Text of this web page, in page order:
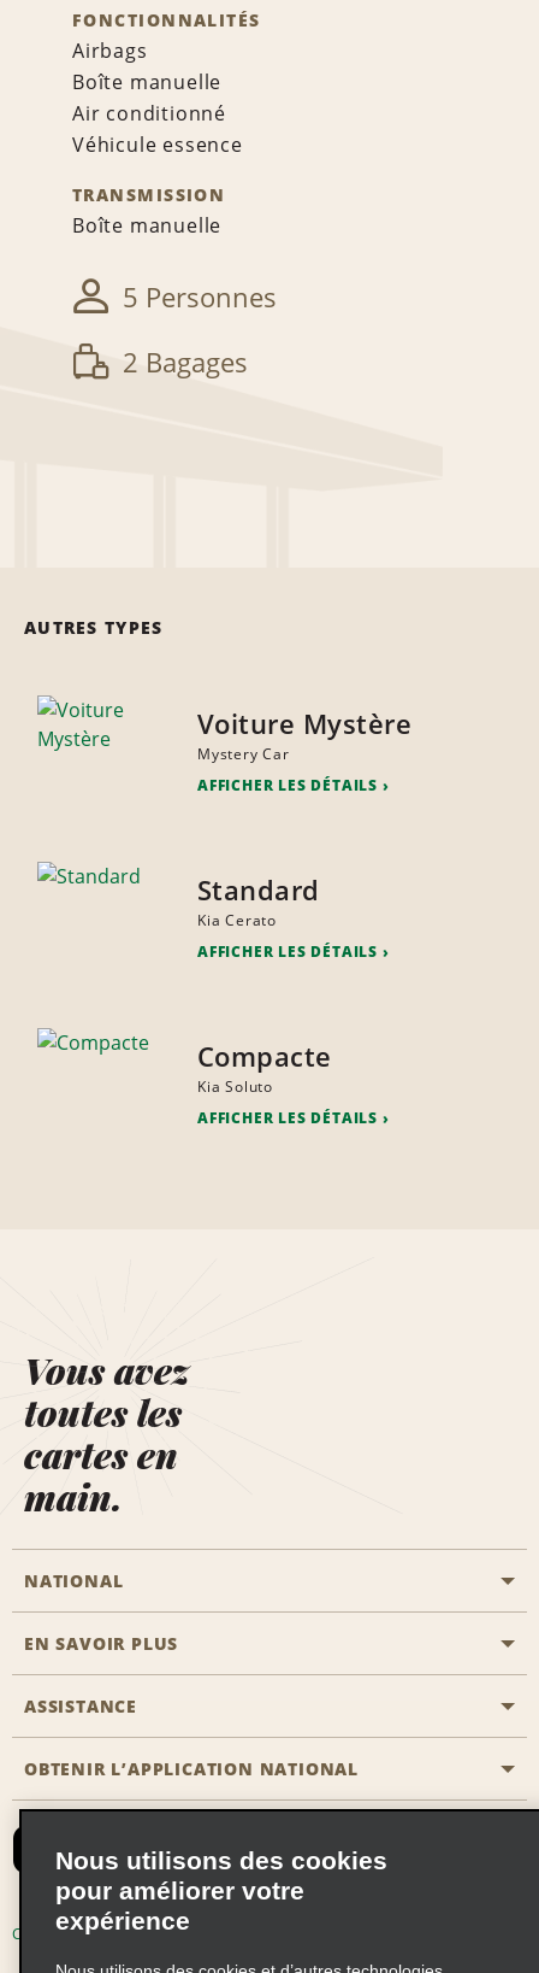
FONCTIONNALITÉS
Airbags
Boîte manuelle
Air conditionné
Véhicule essence
TRANSMISSION
Boîte manuelle
5 Personnes
2 Bagages
AUTRES TYPES
Voiture Mystère
Mystery Car
AFFICHER LES DÉTAILS
Standard
Kia Cerato
AFFICHER LES DÉTAILS
Compacte
Kia Soluto
AFFICHER LES DÉTAILS
Vous avez
toutes les
cartes en
main.
NATIONAL
Passer une réservation
Solutions pour les professionnels
EN SAVOIR PLUS
Carrière
ASSISTANCE
Accessibilité
Recevoir des offres par email
OBTENIR L’APPLICATION NATIONAL
Conditions d’utilisation
Nous utilisons des cookies
pour améliorer votre
expérience